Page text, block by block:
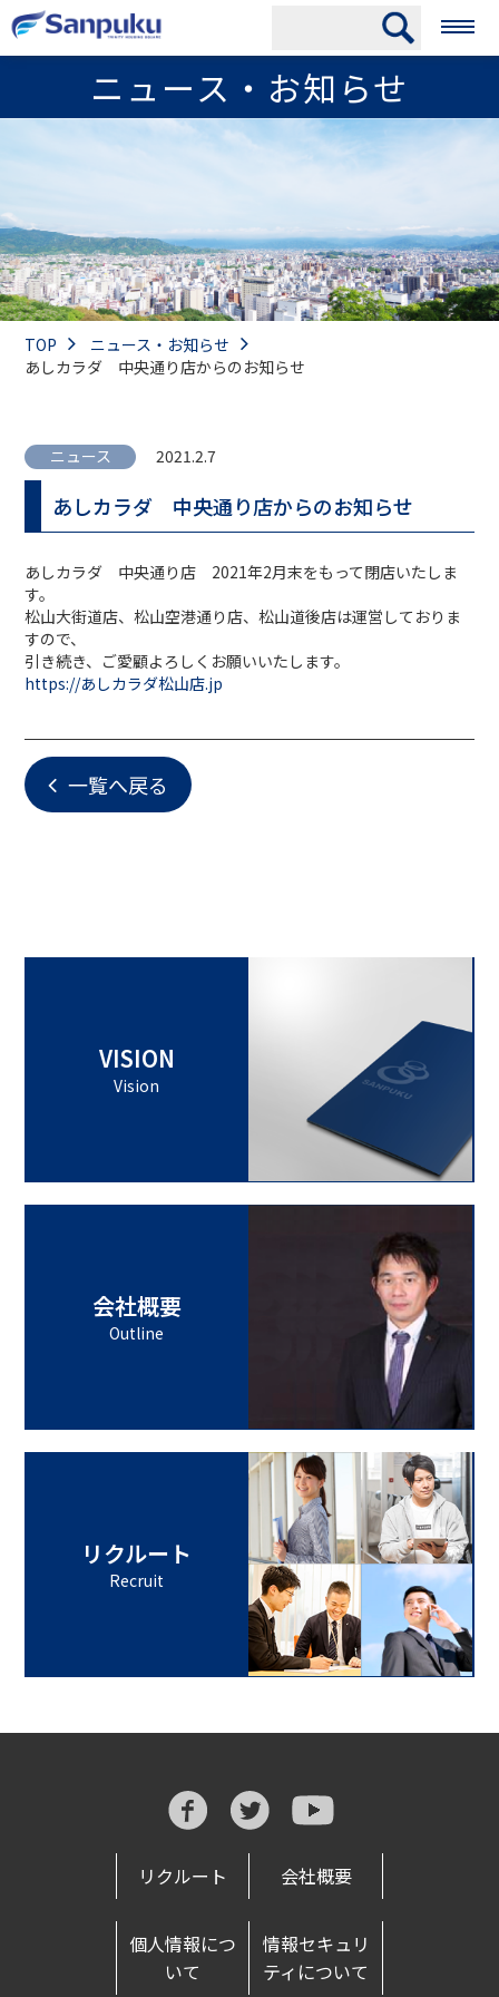
ニュース・お知らせ
TOP
ニュース・お知らせ
あしカラダ 中央通り店からのお知らせ
ニュース 2021.2.7
あしカラダ 中央通り店からのお知らせ
あしカラダ 中央通り店 2021年2月末をもって閉店いたしま
す。
松山大街道店、松山空港通り店、松山道後店は運営しておりま
すので、
引き続き、ご愛顧よろしくお願いいたします。
https://あしカラダ松山店.jp
一覧へ戻る
VISION
Vision
会社概要
Outline
リクルート
Recruit
リクルート 会社概要
個人情報につ
いて
情報セキュリ
ティについて